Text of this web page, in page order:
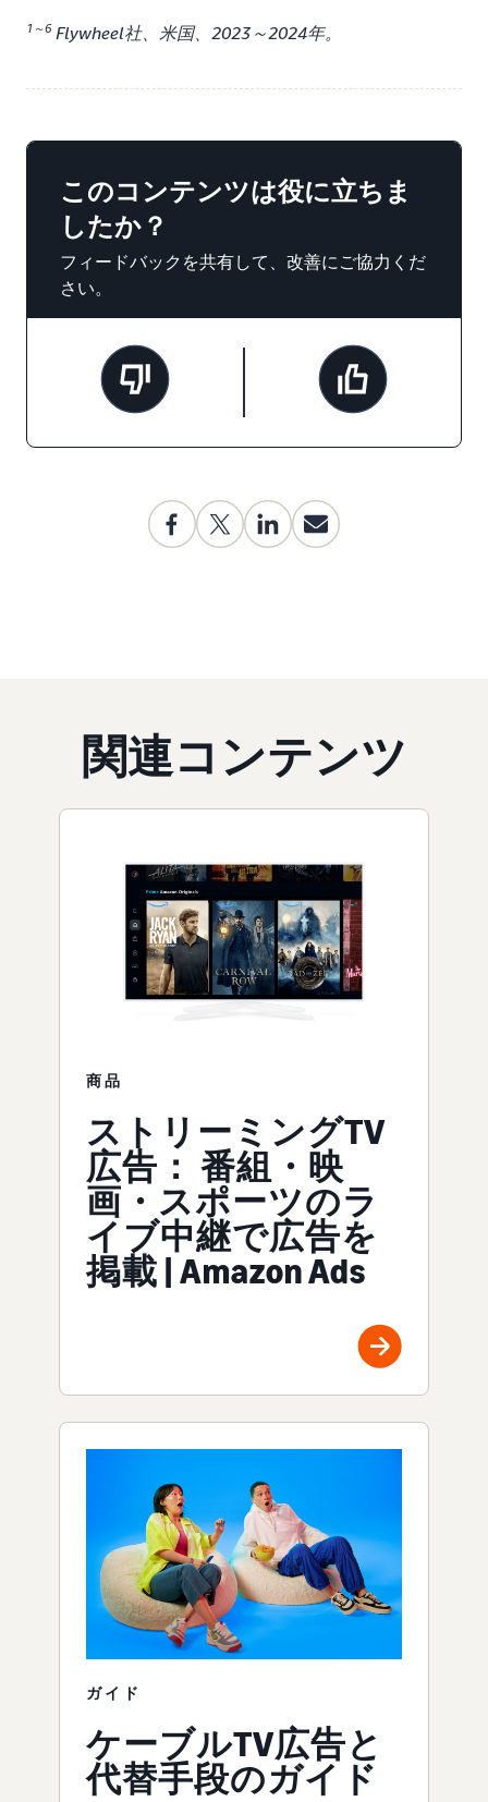
1～6Flywheel社、米国、2023～2024年。
このコンテンツは役に立ちま
したか？
フィードバックを共有して、改善にご協力くだ
さい。
関連コンテンツ
商品
ストリーミングTV
広告： 番組・映
画・スポーツのラ
イブ中継で広告を
掲載 | Amazon Ads
ガイド
ケーブルTV広告と
代替手段のガイド